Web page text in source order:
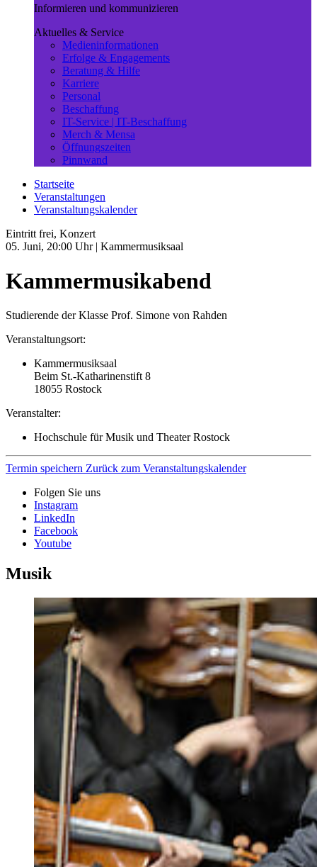
Informieren und kommunizieren
Aktuelles & Service
Medieninformationen
Erfolge & Engagements
Beratung & Hilfe
Karriere
Personal
Beschaffung
IT-Service | IT-Beschaffung
Merch & Mensa
Öffnungszeiten
Pinnwand
Startseite
Veranstaltungen
Veranstaltungskalender
Eintritt frei, Konzert
05. Juni, 20:00 Uhr | Kammermusiksaal
Kammermusikabend
Studierende der Klasse Prof. Simone von Rahden
Veranstaltungsort:
Kammermusiksaal
Beim St.-Katharinenstift 8
18055 Rostock
Veranstalter:
Hochschule für Musik und Theater Rostock
Termin speichern Zurück zum Veranstaltungskalender
Folgen Sie uns
Instagram
LinkedIn
Facebook
Youtube
Musik